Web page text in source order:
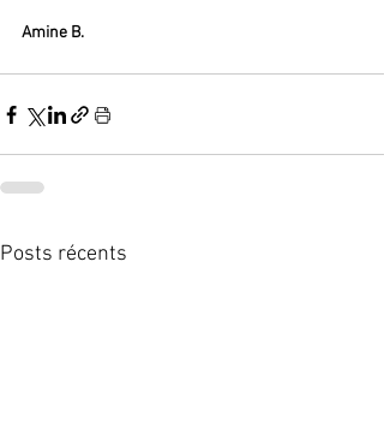
Amine B.
Posts récents